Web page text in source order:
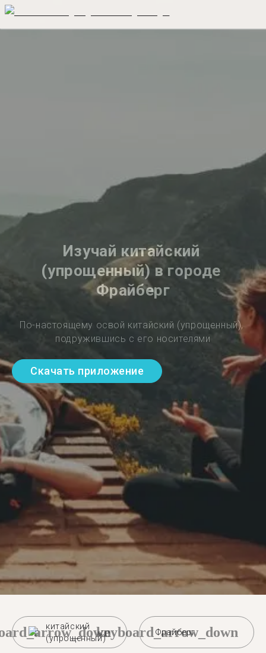
Изучай китайский
(упрощенный) в городе
Фрайберг
По-настоящему освой китайский (упрощенный),
подружившись с его носителями
Скачать приложение
китайский
(упрощенный)
Фрайберг
keyboard_arrow_down